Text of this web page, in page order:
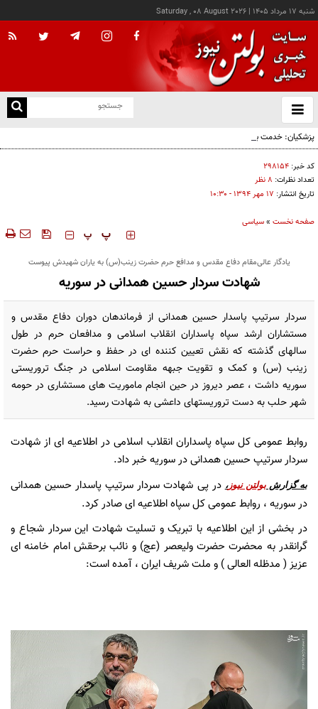
شنبه ۱۷ مرداد ۱۴۰۵ |
Saturday , 08 August 2026
باز
و
پزشکیان: خدمت بی‌منت و مشارکت مردمی، پایه حل مشکلات کشور است
کد خبر: ۲۹۸۱۵۴
تعداد نظرات: ۸ نظر
تاریخ انتشار: ۱۷ مهر ۱۳۹۴ - ۱۰:۳۰
صفحه نخست »سیاسی
‍‍‍ پ پ
یادگار عالی‌مقام دفاع مقدس و مدافع حرم حضرت زینب(س) به یاران شهیدش پیوست
شهادت سردار حسین همدانی در سوریه
سردار سرتیپ پاسدار حسین همدانی از فرماندهان دوران دفاع مقدس و
مستشاران ارشد سپاه پاسداران انقلاب اسلامی و مدافعان حرم در طول
سالهای گذشته که نقش تعیین کننده ای در حفظ و حراست حرم حضرت
زینب (س) و کمک و تقویت جبهه مقاومت اسلامی در جنگ تروریستی
سوریه داشت ، عصر دیروز در حین انجام ماموریت های مستشاری در حومه
شهر حلب به دست تروریستهای داعشی به شهادت رسید.
روابط عمومی کل سپاه پاسداران انقلاب اسلامی در اطلاعیه ای از شهادت
سردار سرتیپ حسین همدانی در سوریه خبر داد.
به گزارشبولتن نیوز،در پی شهادت سردار سرتیپ پاسدار حسین همدانی
در سوریه ، روابط عمومی کل سپاه اطلاعیه ای صادر کرد.
در بخشی از این اطلاعیه با تبریک و تسلیت شهادت این سردار شجاع و
گرانقدر به محضرت حضرت ولیعصر (عج) و نائب برحقش امام خامنه ای
عزیز ( مدظله العالی ) و ملت شریف ایران ، آمده است: